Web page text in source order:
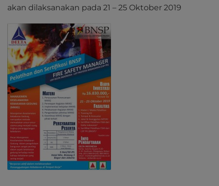
akan dilaksanakan pada 21 – 25 Oktober 2019